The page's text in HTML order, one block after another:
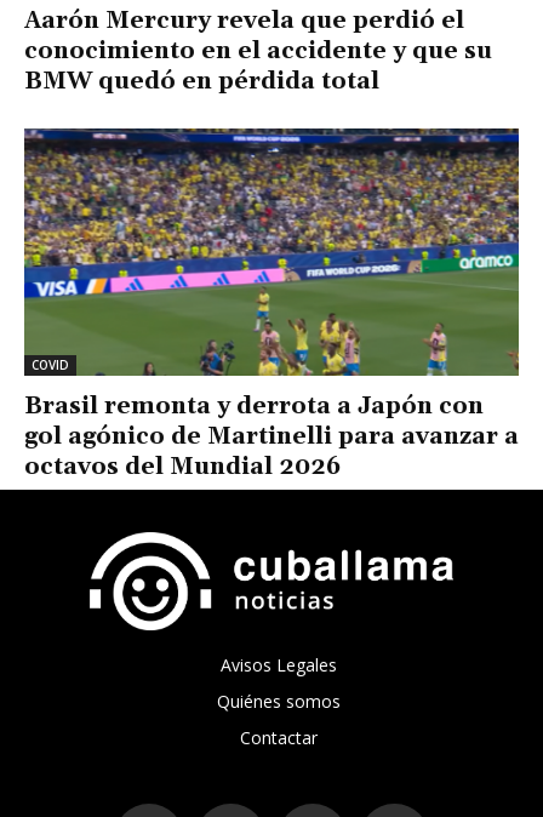
Aarón Mercury revela que perdió el
conocimiento en el accidente y que su
BMW quedó en pérdida total
COVID
Brasil remonta y derrota a Japón con
gol agónico de Martinelli para avanzar a
octavos del Mundial 2026
Avisos Legales
Quiénes somos
Contactar